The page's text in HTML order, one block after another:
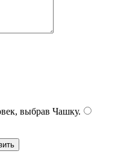
выбрав Чашку.